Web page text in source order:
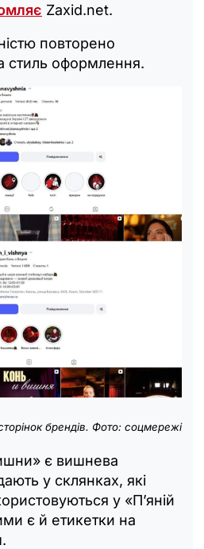
Zaxid.net.
повторено
стиль оформлення.
брендів. Фото: соцмережі
є вишнева
у склянках, які
у «П’яній
є й етикетки на